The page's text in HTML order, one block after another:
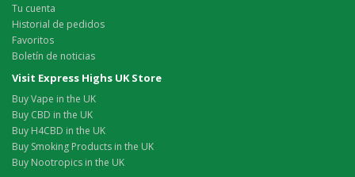
Tu cuenta
Historial de pedidos
Favoritos
Boletín de noticias
Visit Express Highs UK Store
Buy Vape in the UK
Buy CBD in the UK
Buy H4CBD in the UK
Buy Smoking Products in the UK
Buy Nootropics in the UK